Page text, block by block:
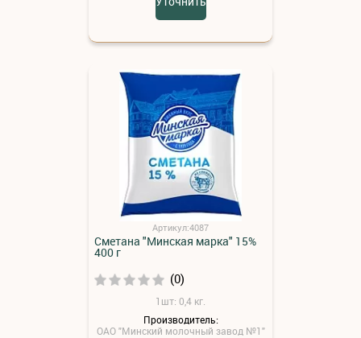
Артикул:4087
Сметана "Минская марка" 15%
400 г
(0)
1шт: 0,4 кг.
Производитель:
ОАО "Минский молочный завод №1"